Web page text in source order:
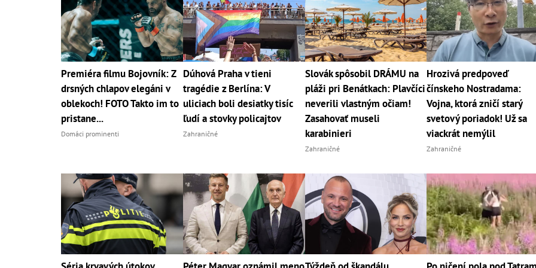
Premiéra filmu Bojovník: Z
drsných chlapov elegáni v
oblekoch! FOTO Takto im to
pristane...
Domáci prominenti
Dúhová Praha v tieni
tragédie z Berlína: V
uliciach boli desiatky tisíc
ľudí a stovky policajtov
Zahraničné
Slovák spôsobil DRÁMU na
pláži pri Benátkach: Plavčíci
neverili vlastným očiam!
Zasahovať museli
karabinieri
Zahraničné
Hrozivá predpoveď
čínskeho Nostradama:
Vojna, ktorá zničí starý
svetový poriadok! Už sa
viackrát nemýlil
Zahraničné